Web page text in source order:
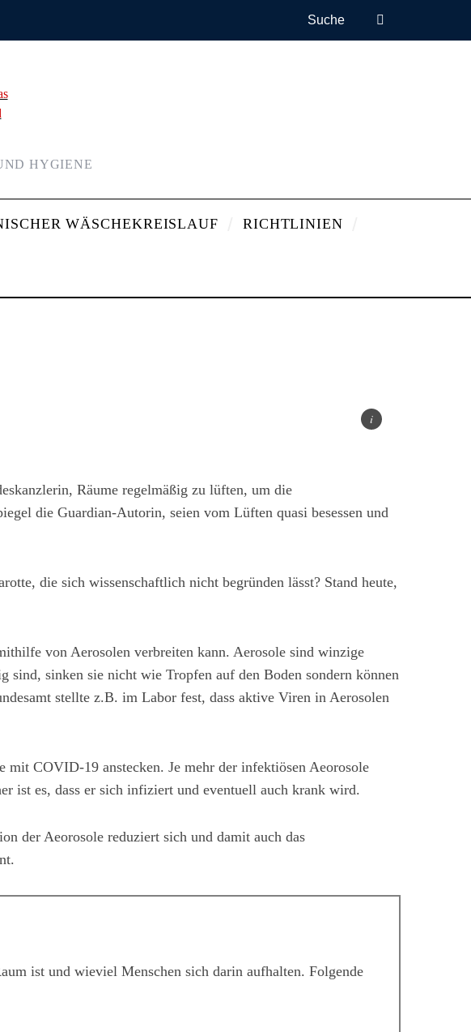
HYGIENE
WÄSCHEKREISLAUF RICHTLINIEN
Räume regelmäßig zu lüften, um die
die Guardian-Autorin, seien vom Lüften quasi besessen und
die sich wissenschaftlich nicht begründen lässt? Stand heute,
von Aerosolen verbreiten kann. Aerosole sind winzige
sind, sinken sie nicht wie Tropfen auf den Boden sondern können
stellte z.B. im Labor fest, dass aktive Viren in Aerosolen
mit COVID-19 anstecken. Je mehr der infektiösen Aeorosole
ist es, dass er sich infiziert und eventuell auch krank wird.
der Aeorosole reduziert sich und damit auch das
ist und wieviel Menschen sich darin aufhalten. Folgende